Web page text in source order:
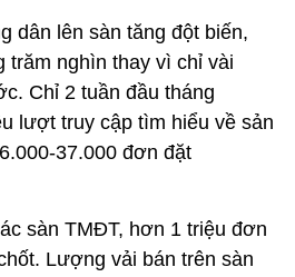
sàn TMĐT, hơn 1 triệu đơn
Lượng vải bán trên sàn
đề ra. Còn ở Hải Dương,
được biết đến rộng rãi,
thắng lợi với doanh thu
đầu tháng 8, giãn cách xã